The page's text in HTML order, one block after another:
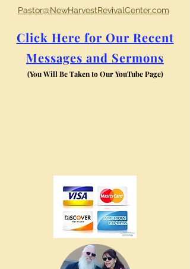
Pastor@NewHarvestRevivalCenter.com
Click Here for Our Recent
Messages and Sermons
(You Will Be Taken to Our YouTube Page)